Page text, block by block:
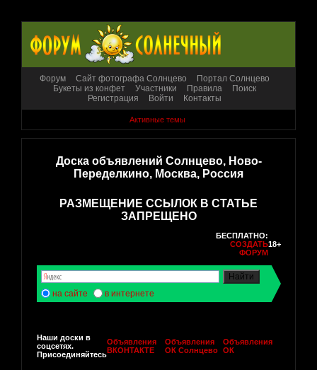
Форум Сайт фотографа Солнцево
Портал Солнцево
Букеты из конфет
Участники Правила
Поиск
Регистрация
Войти Контакты
Активные темы
Доска объявлений Солнцево, Ново-
Переделкино, Москва, Россия
РАЗМЕЩЕНИЕ ССЫЛОК В СТАТЬЕ
ЗАПРЕЩЕНО
БЕСПЛАТНО:
СОЗДАТЬ
ФОРУМ
18+
на сайте в интернете
Наши доски в
соцсетях.
Присоединяйтесь
Объявления
ВКОНТАКТЕ
Объявления
ОК Солнцево
Объявления
ОК